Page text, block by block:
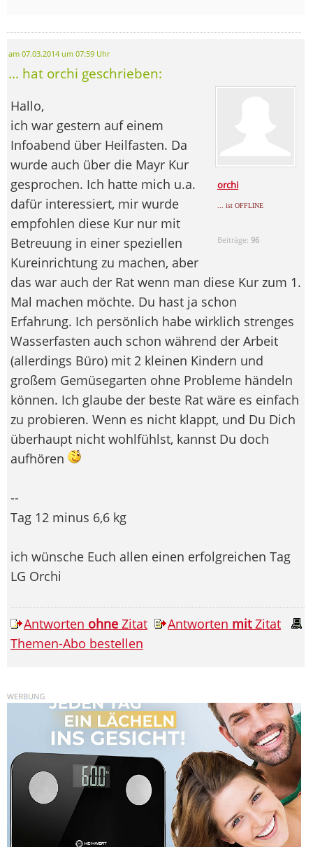
am 07.03.2014 um 07:59 Uhr
... hat orchi geschrieben:
orchi
... ist OFFLINE
Beiträge:96
Hallo,
ich war gestern auf einem
Infoabend über Heilfasten. Da
wurde auch über die Mayr Kur
gesprochen. Ich hatte mich u.a.
dafür interessiert, mir wurde
empfohlen diese Kur nur mit
Betreuung in einer speziellen
Kureinrichtung zu machen, aber
das war auch der Rat wenn man diese Kur zum 1.
Mal machen möchte. Du hast ja schon
Erfahrung. Ich persönlich habe wirklich strenges
Wasserfasten auch schon während der Arbeit
(allerdings Büro) mit 2 kleinen Kindern und
großem Gemüsegarten ohne Probleme händeln
können. Ich glaube der beste Rat wäre es einfach
zu probieren. Wenn es nicht klappt, und Du Dich
überhaupt nicht wohlfühlst, kannst Du doch
aufhören
--
Tag 12 minus 6,6 kg
ich wünsche Euch allen einen erfolgreichen Tag
LG Orchi
Antworten ohne Zitat Antworten mitZitat
Themen-Abo bestellen